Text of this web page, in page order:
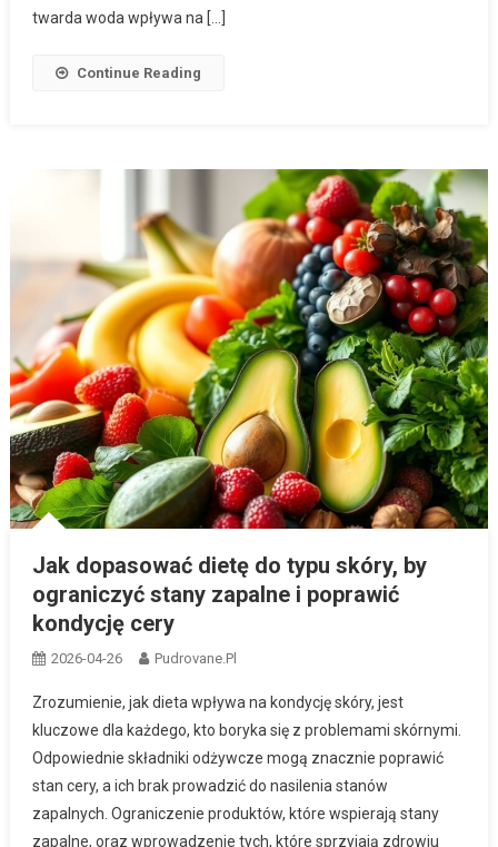
twarda woda wpływa na […]
Continue Reading
Jak dopasować dietę do typu skóry, by
ograniczyć stany zapalne i poprawić
kondycję cery
2026-04-26 Pudrovane.pl
Zrozumienie, jak dieta wpływa na kondycję skóry, jest
kluczowe dla każdego, kto boryka się z problemami skórnymi.
Odpowiednie składniki odżywcze mogą znacznie poprawić
stan cery, a ich brak prowadzić do nasilenia stanów
zapalnych. Ograniczenie produktów, które wspierają stany
zapalne, oraz wprowadzenie tych, które sprzyjają zdrowiu